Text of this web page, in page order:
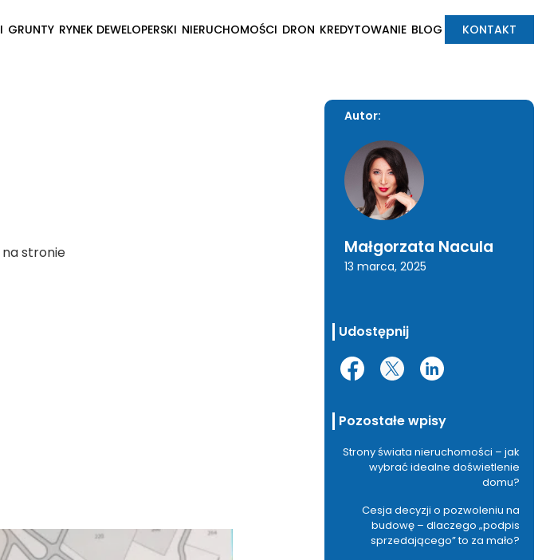
GRUNTY RYNEK DEWELOPERSKI NIERUCHOMOŚCI DRON KREDYTOWANIE BLOG KONTAKT
stronie
Autor:
Małgorzata Nacula
13 marca, 2025
Udostępnij
Pozostałe wpisy
Strony świata nieruchomości – jak
wybrać idealne doświetlenie
domu?
Cesja decyzji o pozwoleniu na
budowę – dlaczego „podpis
sprzedającego” to za mało?